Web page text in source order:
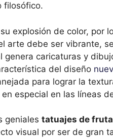
filosófico.
explosión de color, por
arte debe ser vibrante,
genera caricaturas y
del diseño
para lograr la
especial en las líneas
geniales tatuajes de
visual por ser de gran